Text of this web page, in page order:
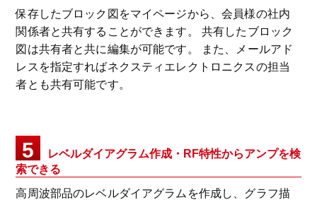
保存したブロック図をマイページから、会員様の社内
関係者と共有することができます。 共有したブロック
図は共有者と共に編集が可能です。 また、メールアド
レスを指定すればネクスティエレクトロニクスの担当
者とも共有可能です。
5
レベルダイアグラム作成・RF特性からアンプを検
索できる
高周波部品のレベルダイアグラムを作成し、グラフ描